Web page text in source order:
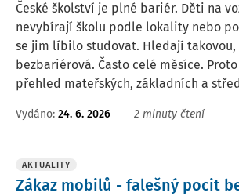
České školství je plné bariér. Děti na
nevybírají školu podle lokality nebo
se jim líbilo studovat. Hledají takovou,
bezbariérová. Často celé měsíce.
přehled mateřských, základních a
Vydáno: 24. 6. 2026 2 minuty čtení
AKTUALITY
Zákaz mobilů - falešný pocit